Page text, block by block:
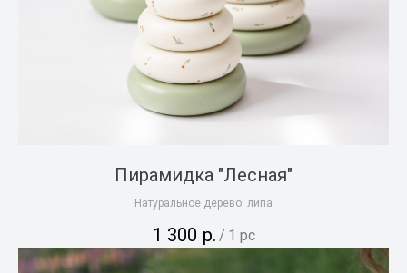
Пирамидка "Лесная"
Натуральное дерево: липа
1 300 р. / 1 pc